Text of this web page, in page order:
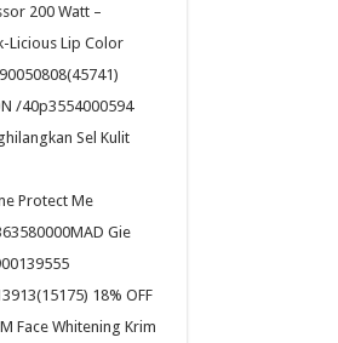
200 Watt –
Licious Lip Color
/40p3554000594
Sel Kulit
Protect Me
Gie
18% OFF
Face Whitening Krim